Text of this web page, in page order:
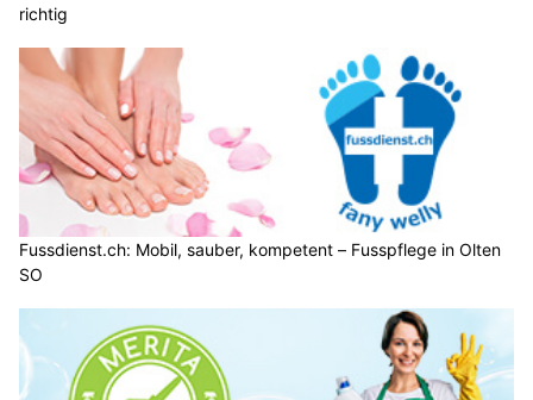
richtig
Fussdienst.ch: Mobil, sauber, kompetent – Fusspflege in Olten
SO